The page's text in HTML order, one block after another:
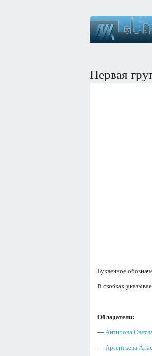
Первая
Буквенное
В скобках
Обладатели:
— Антипова
— Арсентьева